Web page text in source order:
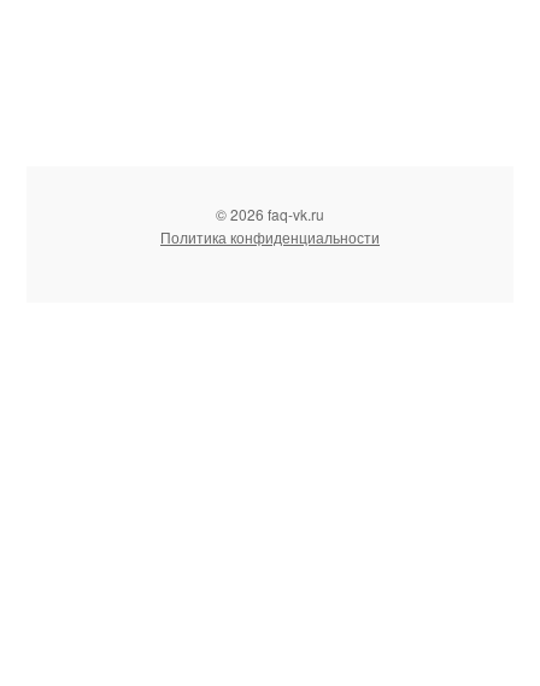
© 2026 faq-vk.ru
Политика конфиденциальности